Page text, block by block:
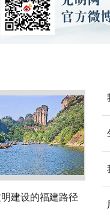
建设的福建路径